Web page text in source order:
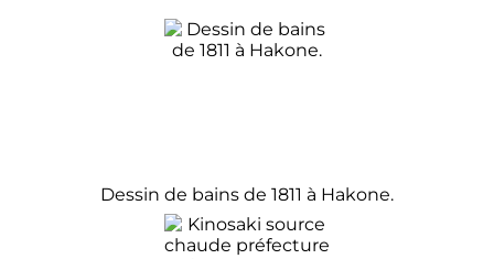
Dessin de bains de 1811 à Hakone.